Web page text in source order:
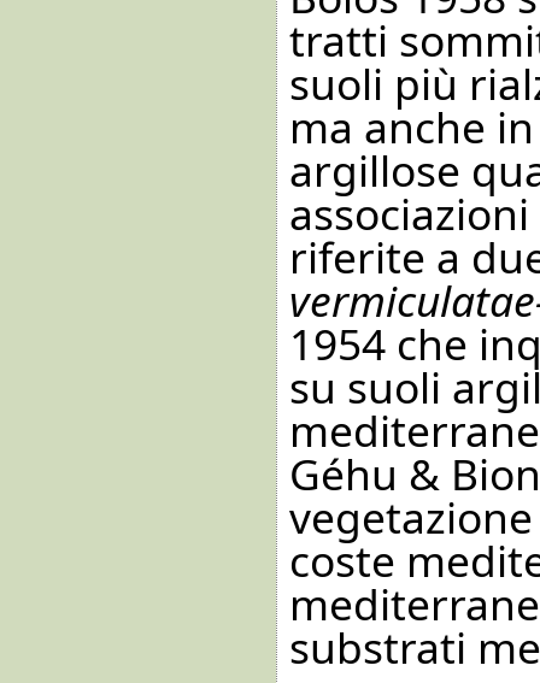
tratti
suoli più
ma anche
argillose
riferite a
1954 che
su suoli
Géhu &
coste
substrati